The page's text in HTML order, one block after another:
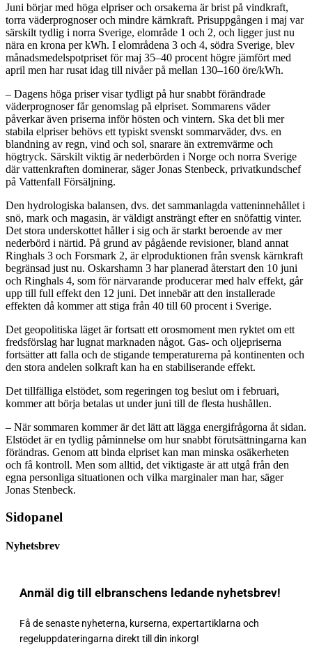
Juni börjar med höga elpriser och orsakerna är brist på vindkraft,
torra väderprognoser och mindre kärnkraft. Prisuppgången i maj var
särskilt tydlig i norra Sverige, elområde 1 och 2, och ligger just nu
nära en krona per kWh. I elområdena 3 och 4, södra Sverige, blev
månadsmedelspotpriset för maj 35–40 procent högre jämfört med
april men har rusat idag till nivåer på mellan 130–160 öre/kWh.
– Dagens höga priser visar tydligt på hur snabbt förändrade
väderprognoser får genomslag på elpriset. Sommarens väder
påverkar även priserna inför hösten och vintern. Ska det bli mer
stabila elpriser behövs ett typiskt svenskt sommarväder, dvs. en
blandning av regn, vind och sol, snarare än extremvärme och
högtryck. Särskilt viktig är nederbörden i Norge och norra Sverige
där vattenkraften dominerar, säger Jonas Stenbeck, privatkundschef
på Vattenfall Försäljning.
Den hydrologiska balansen, dvs. det sammanlagda vatteninnehållet i
snö, mark och magasin, är väldigt ansträngt efter en snöfattig vinter.
Det stora underskottet håller i sig och är starkt beroende av mer
nederbörd i närtid. På grund av pågående revisioner, bland annat
Ringhals 3 och Forsmark 2, är elproduktionen från svensk kärnkraft
begränsad just nu. Oskarshamn 3 har planerad återstart den 10 juni
och Ringhals 4, som för närvarande producerar med halv effekt, går
upp till full effekt den 12 juni. Det innebär att den installerade
effekten då kommer att stiga från 40 till 60 procent i Sverige.
Det geopolitiska läget är fortsatt ett orosmoment men ryktet om ett
fredsförslag har lugnat marknaden något. Gas- och oljepriserna
fortsätter att falla och de stigande temperaturerna på kontinenten och
den stora andelen solkraft kan ha en stabiliserande effekt.
Det tillfälliga elstödet, som regeringen tog beslut om i februari,
kommer att börja betalas ut under juni till de flesta hushållen.
– När sommaren kommer är det lätt att lägga energifrågorna åt sidan.
Elstödet är en tydlig påminnelse om hur snabbt förutsättningarna kan
förändras. Genom att binda elpriset kan man minska osäkerheten
och få kontroll. Men som alltid, det viktigaste är att utgå från den
egna personliga situationen och vilka marginaler man har, säger
Jonas Stenbeck.
Sidopanel
Nyhetsbrev
Anmäl dig till elbranschens ledande nyhetsbrev!
Få de senaste nyheterna, kurserna, expertartiklarna och
regeluppdateringarna direkt till din inkorg!